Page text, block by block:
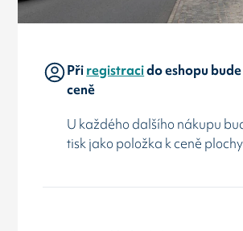
Přiregistracido eshopu
ceně
U každého dalšího nákupu
tisk jako položka k ceně plochy